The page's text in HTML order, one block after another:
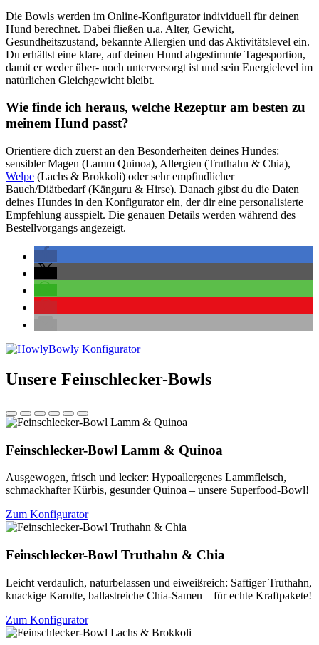
Die Bowls werden im Online-Konfigurator individuell für deinen
Hund berechnet. Dabei fließen u.a. Alter, Gewicht,
Gesundheitszustand, bekannte Allergien und das Aktivitätslevel ein.
Du erhältst eine klare, auf deinen Hund abgestimmte Tagesportion,
damit er weder über- noch unterversorgt ist und sein Energielevel im
natürlichen Gleichgewicht bleibt.
Wie finde ich heraus, welche Rezeptur am besten zu
meinem Hund passt?
Orientiere dich zuerst an den Besonderheiten deines Hundes:
sensibler Magen (Lamm Quinoa), Allergien (Truthahn & Chia),
Welpe (Lachs & Brokkoli) oder sehr empfindlicher
Bauch/Diätbedarf (Känguru & Hirse). Danach gibst du die Daten
deines Hundes in den Konfigurator ein, der dir eine personalisierte
Empfehlung ausspielt. Die genauen Details werden während des
Bestellvorgangs angezeigt.
Unsere Feinschlecker-Bowls
Feinschlecker-Bowl Lamm & Quinoa
Ausgewogen, frisch und lecker: Hypoallergenes Lammfleisch,
schmackhafter Kürbis, gesunder Quinoa – unsere Superfood-Bowl!
Zum Konfigurator
Feinschlecker-Bowl Truthahn & Chia
Leicht verdaulich, naturbelassen und eiweißreich: Saftiger Truthahn,
knackige Karotte, ballastreiche Chia-Samen – für echte Kraftpakete!
Zum Konfigurator